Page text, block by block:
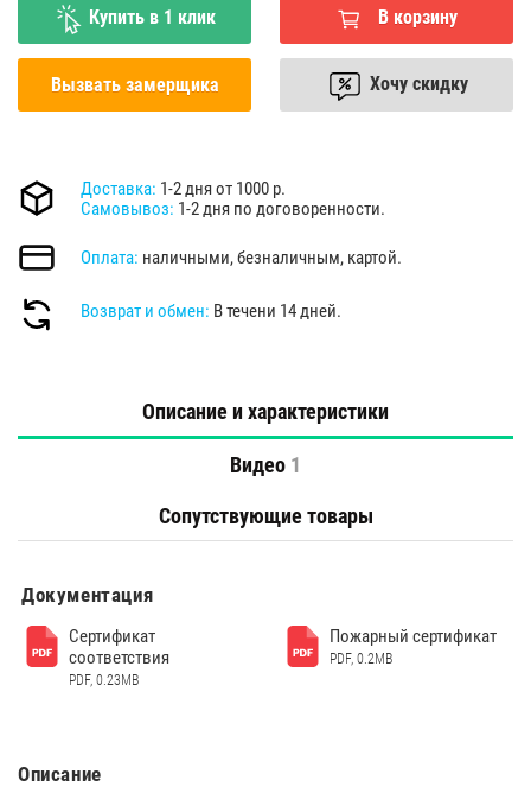
Купить в 1 клик В корзину
Вызвать замерщика Хочу скидку
Доставка: 1-2 дня от 1000 р.
Самовывоз: 1-2 дня по договоренности.
Оплата: наличными, безналичным, картой.
Возврат и обмен: В течени 14 дней.
Описание и характеристики
Видео 1
Сопутствующие товары
Документация
Сертификат
соответствия
PDF, 0.23MB
Пожарный сертификат
PDF, 0.2MB
Описание